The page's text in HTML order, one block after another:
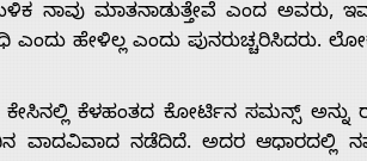
ಮಾತನಾಡುತ್ತೇವೆ ಎಂದ ಅವರು,
ಹೇಳಿಲ್ಲ ಎಂದು ಪುನರುಚ್ಚರಿಸಿದರು.
ಕೆಳಹಂತದ ಕೋರ್ಟಿನ ಸಮನ್ಸ್ ಅನ್ನು
ವಾದವಿವಾದ ನಡೆದಿದೆ. ಅದರ ಆಧಾರದಲ್ಲಿ